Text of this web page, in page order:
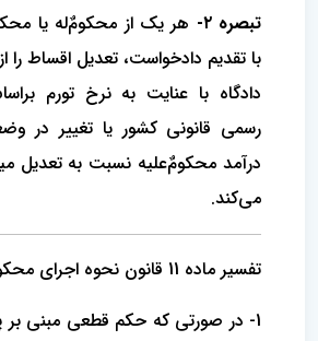
تبصره ۲-
هر یک از محکوم‌ٌله یا
با تقدیم دادخواست، تعدیل اقساط را
دادگاه با عنایت به نرخ تورم
رسمی قانونی کشور یا تغییر در
درآمد محکومٌ‌علیه نسبت به تعدیل
می‌کند.
تفسیر ماده 11 قانون نحوه اجرای محکومیت‌های مالی:
1- در صورتی که حکم قطعی مبنی بر